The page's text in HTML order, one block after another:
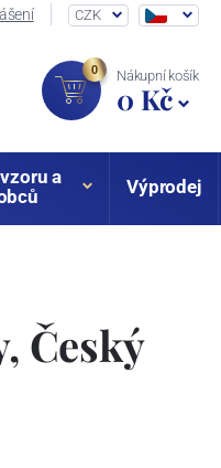
CZK
0 Nákupní košík
0 Kč
a
Výprodej
Český